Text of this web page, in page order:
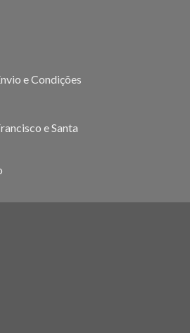
e Condições
e Santa